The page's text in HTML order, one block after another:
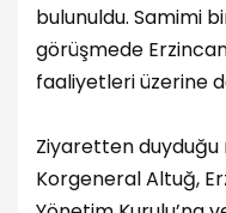
bulunuldu. Samimi
görüşmede
faaliyetleri üzerine
Ziyaretten
Korgeneral Altuğ,